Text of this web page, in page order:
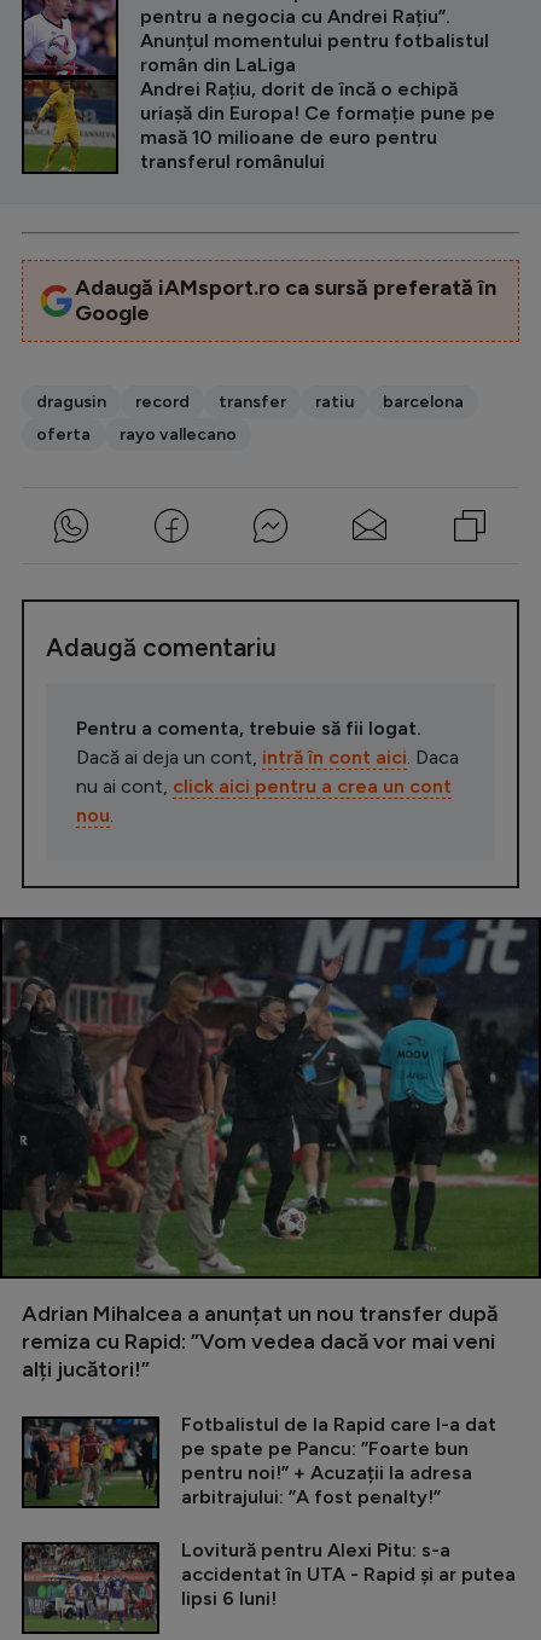
pentru a negocia cu Andrei Rațiu”.
Anunțul momentului pentru fotbalistul
român din LaLiga
Andrei Rațiu, dorit de încă o echipă
uriașă din Europa! Ce formație pune pe
masă 10 milioane de euro pentru
transferul românului
Adaugă iAMsport.ro ca sursă preferată în
Google
dragusin record transfer ratiu
barcelona
oferta
rayo vallecano
Adaugă comentariu
Pentru a comenta, trebuie să fii logat.
Dacă ai deja un cont, intră în cont aici. Daca
nu ai cont, click aici pentru a crea un cont
nou.
Adrian Mihalcea a anunțat un nou transfer după
remiza cu Rapid: ”Vom vedea dacă vor mai veni
alți jucători!”
Fotbalistul de la Rapid care l-a dat
pe spate pe Pancu: ”Foarte bun
pentru noi!” + Acuzații la adresa
arbitrajului: ”A fost penalty!”
Lovitură pentru Alexi Pitu: s-a
accidentat în UTA - Rapid și ar putea
lipsi 6 luni!